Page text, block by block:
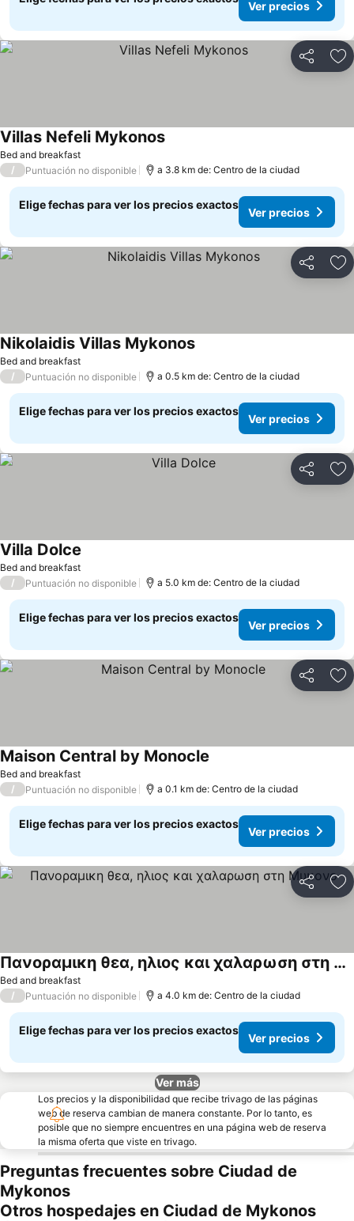
Ver precios
Compartir
Bed and breakfast
Villas Nefeli Mykonos
/ Puntuación no disponible a 3.8 km de: Centro de la ciudad
Elige fechas para ver los precios exactos
Ver precios
Compartir
Bed and breakfast
Nikolaidis Villas Mykonos
/ Puntuación no disponible a 0.5 km de: Centro de la ciudad
Elige fechas para ver los precios exactos
Ver precios
Compartir
Bed and breakfast
Villa Dolce
/ Puntuación no disponible a 5.0 km de: Centro de la ciudad
Elige fechas para ver los precios exactos
Ver precios
Compartir
Bed and breakfast
Maison Central by Monocle
/ Puntuación no disponible a 0.1 km de: Centro de la ciudad
Elige fechas para ver los precios exactos
Ver precios
Compartir
Bed and breakfast
Πανοραμικη θεα, ηλιος και χαλαρωση στη Μυκονο
/ Puntuación no disponible a 4.0 km de: Centro de la ciudad
Elige fechas para ver los precios exactos
Ver precios
Ver más
Los precios y la disponibilidad que recibe trivago de las páginas
web de reserva cambian de manera constante. Por lo tanto, es
posible que no siempre encuentres en una página web de reserva
la misma oferta que viste en trivago.
Preguntas frecuentes sobre Ciudad de
Mykonos
Otros hospedajes en Ciudad de Mykonos